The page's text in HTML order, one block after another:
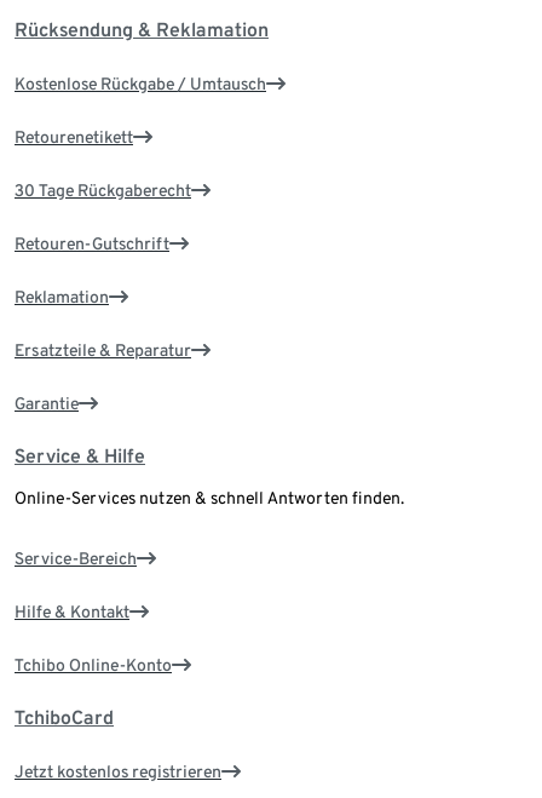
Rücksendung & Reklamation
Kostenlose Rückgabe / Umtausch
Retourenetikett
30 Tage Rückgaberecht
Retouren-Gutschrift
Reklamation
Ersatzteile & Reparatur
Garantie
Service & Hilfe
Online-Services nutzen & schnell Antworten finden.
Service-Bereich
Hilfe & Kontakt
Tchibo Online-Konto
TchiboCard
Jetzt kostenlos registrieren